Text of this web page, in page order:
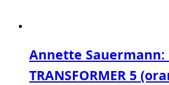
Annette Sauermann:
TRANSFORMER 5